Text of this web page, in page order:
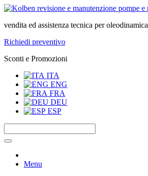
vendita ed assistenza tecnica per oleodinamica
Richiedi preventivo
Sconti e Promozioni
ITA
ENG
FRA
DEU
ESP
Menu